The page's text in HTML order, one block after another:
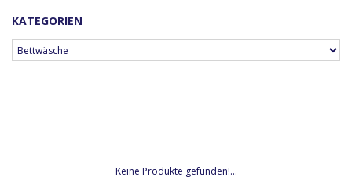
KATEGORIEN
Keine Produkte gefunden!...